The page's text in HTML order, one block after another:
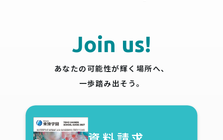
Join us!
あなたの可能性が輝く場所へ、
一歩踏み出そう。